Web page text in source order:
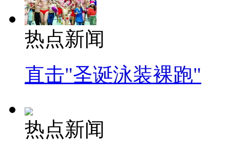
热点新闻
直击"圣诞泳装裸跑"
热点新闻